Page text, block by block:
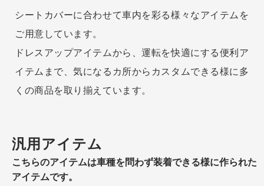
シートカバーに合わせて車内を彩る様々なアイテムを
ご用意しています。
ドレスアップアイテムから、運転を快適にする便利ア
イテムまで、気になるカ所からカスタムできる様に多
くの商品を取り揃えています。
汎用アイテム
こちらのアイテムは車種を問わず装着できる様に作られた
アイテムです。